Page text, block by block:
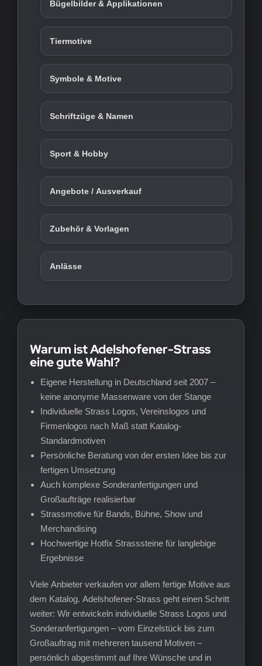
Bügelbilder & Applikationen
Tiermotive
Symbole & Motive
Schriftzüge & Namen
Sport & Hobby
Angebote / Ausverkauf
Zubehör & Vorlagen
Anlässe
Warum ist Adelshofener-Strass
eine gute Wahl?
Eigene Herstellung in Deutschland seit 2007 –
keine anonyme Massenware von der Stange
Individuelle Strass Logos, Vereinslogos und
Firmenlogos nach Maß statt Katalog-
Standardmotiven
Persönliche Beratung von der ersten Idee bis zur
fertigen Umsetzung
Auch komplexe Sonderanfertigungen und
Großaufträge realisierbar
Strassmotive für Bands, Bühne, Show und
Merchandising
Hochwertige Hotfix Strasssteine für langlebige
Ergebnisse
Viele Anbieter verkaufen vor allem fertige Motive aus
dem Katalog. Adelshofener-Strass geht einen Schritt
weiter: Wir entwickeln individuelle Strass Logos und
Sonderanfertigungen – vom Einzelstück bis zum
Großauftrag mit mehreren tausend Motiven –
persönlich abgestimmt auf Ihre Wünsche und in